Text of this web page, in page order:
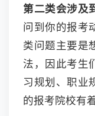
第二类会涉及
问到你的报考
类问题主要是
法，因此考生
习规划、职业
的报考院校有